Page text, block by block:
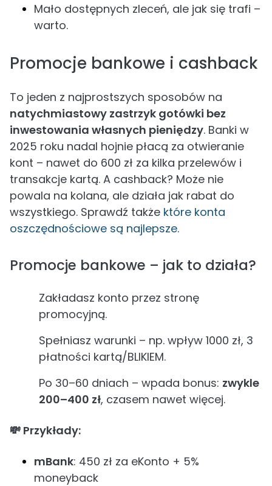
Mało dostępnych zleceń, ale jak się trafi –
warto.
Promocje bankowe i cashback
To jeden z najprostszych sposobów na
natychmiastowy zastrzyk gotówki bez
inwestowania własnych pieniędzy. Banki w
2025 roku nadal hojnie płacą za otwieranie
kont – nawet do 600 zł za kilka przelewów i
transakcje kartą. A cashback? Może nie
powala na kolana, ale działa jak rabat do
wszystkiego. Sprawdź także które konta
oszczędnościowe są najlepsze.
Promocje bankowe – jak to działa?
Zakładasz konto przez stronę
promocyjną.
Spełniasz warunki – np. wpływ 1000 zł, 3
płatności kartą/BLIKIEM.
Po 30–60 dniach – wpada bonus: zwykle
200–400 zł, czasem nawet więcej.
💸 Przykłady:
mBank: 450 zł za eKonto + 5%
moneyback